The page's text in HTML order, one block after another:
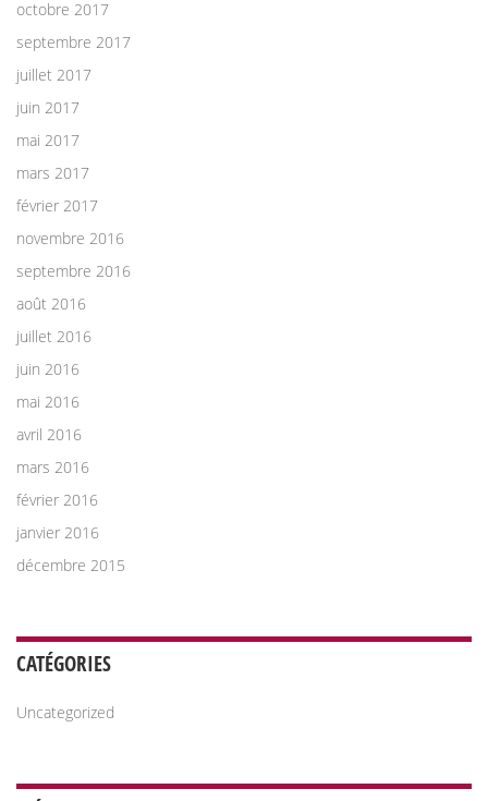
octobre 2017
septembre 2017
juillet 2017
juin 2017
mai 2017
mars 2017
février 2017
novembre 2016
septembre 2016
août 2016
juillet 2016
juin 2016
mai 2016
avril 2016
mars 2016
février 2016
janvier 2016
décembre 2015
CATÉGORIES
Uncategorized